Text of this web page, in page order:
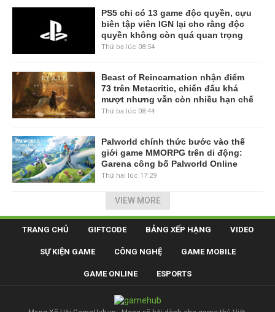
PS5 chỉ có 13 game độc quyền, cựu
biên tập viên IGN lại cho rằng độc
quyền không còn quá quan trọng
Thứ ba lúc 08:54
Beast of Reincarnation nhận điểm
73 trên Metacritic, chiến đấu khá
mượt nhưng vẫn còn nhiều hạn chế
Thứ ba lúc 08:44
Palworld chính thức bước vào thế
giới game MMORPG trên di động:
Garena công bố Palworld Online
Thứ hai lúc 17:29
VIEW MORE
TRANG CHỦ GIFTCODE BẢNG XẾP HẠNG VIDEO
SỰ KIỆN GAME CÔNG NGHỆ GAME MOBILE
GAME ONLINE ESPORTS